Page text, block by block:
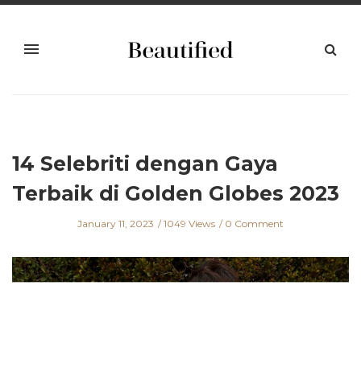
14 Selebriti dengan Gaya
Terbaik di Golden Globes 2023
January 11, 2023 1049 Views 0 Comment